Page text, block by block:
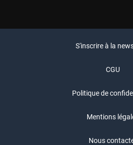
S'inscrire à la
CGU
Politique de
Mentions
Nous